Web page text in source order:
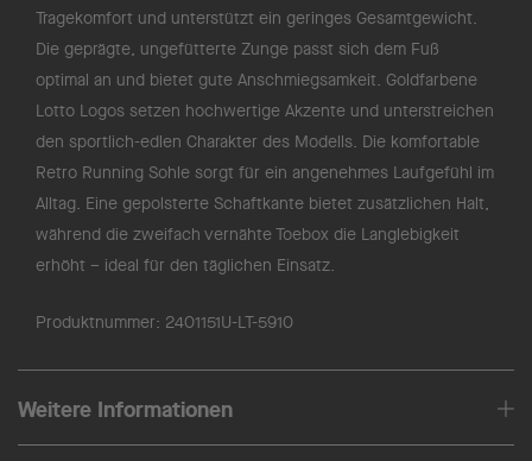
Tragekomfort und unterstützt ein geringes Gesamtgewicht.
Die geprägte, ungefütterte Zunge passt sich dem Fuß
optimal an und bietet gute Anschmiegsamkeit. Goldfarbene
Lotto Logos setzen hochwertige Akzente und unterstreichen
den sportlich-edlen Charakter des Modells. Die komfortable
Retro Running Sohle sorgt für ein angenehmes Laufgefühl im
Alltag. Eine gepolsterte Schaftkante bietet zusätzlichen Halt,
während die zweifach vernähte Toebox die Langlebigkeit
erhöht – ideal für den täglichen Einsatz.
Produktnummer: 2401151U-LT-5910
Weitere Informationen